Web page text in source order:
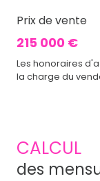
Prix de vente
215 000 €
Les honoraires
la charge du
CALCUL
des